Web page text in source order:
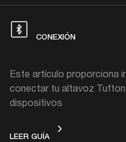
CONEXIÓN
Este artículo proporciona
conectar tu altavoz
dispositivos
LEER GUÍACONEXIÓN